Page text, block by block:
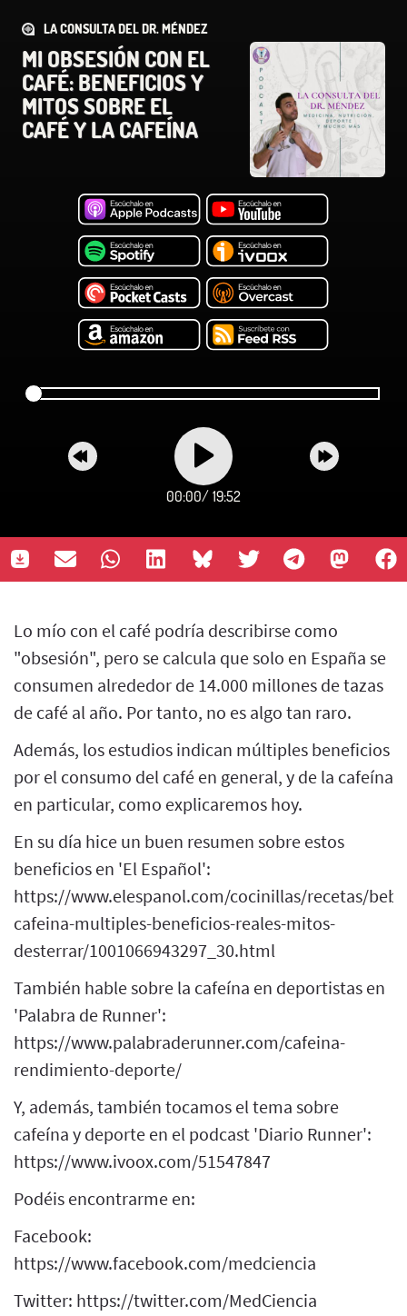
LA CONSULTA DEL DR. MÉNDEZ
MI OBSESIÓN CON EL
CAFÉ: BENEFICIOS Y
MITOS SOBRE EL
CAFÉ Y LA CAFEÍNA
00:00/ 19:52
Lo mío con el café podría describirse como
"obsesión", pero se calcula que solo en España se
consumen alrededor de 14.000 millones de tazas
de café al año. Por tanto, no es algo tan raro.
Además, los estudios indican múltiples beneficios
por el consumo del café en general, y de la cafeína
en particular, como explicaremos hoy.
En su día hice un buen resumen sobre estos
beneficios en 'El Español':
https://www.elespanol.com/cocinillas/recetas/
cafeina-multiples-beneficios-reales-mitos-
desterrar/1001066943297_30.html
También hable sobre la cafeína en deportistas en
'Palabra de Runner':
https://www.palabraderunner.com/cafeina-
rendimiento-deporte/
Y, además, también tocamos el tema sobre
cafeína y deporte en el podcast 'Diario Runner':
https://www.ivoox.com/51547847
Podéis encontrarme en:
Facebook:
https://www.facebook.com/medciencia
Twitter: https://twitter.com/MedCiencia